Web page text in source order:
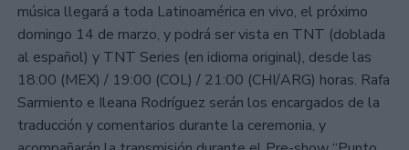
música llegará a toda Latinoamérica en vivo, el próximo
domingo 14 de marzo, y podrá ser vista en TNT (doblada
al español) y TNT Series (en idioma original), desde las
18:00 (MEX) / 19:00 (COL) / 21:00 (CHI/ARG) horas. Rafa
Sarmiento e Ileana Rodríguez serán los encargados de la
traducción y comentarios durante la ceremonia, y